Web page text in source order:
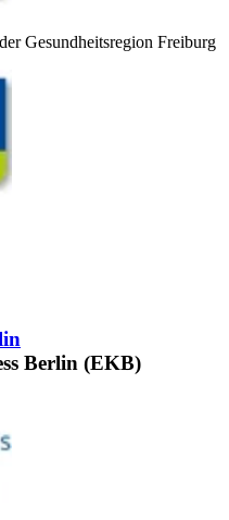
Gesundheitsregion Freiburg
Berlin (EKB)